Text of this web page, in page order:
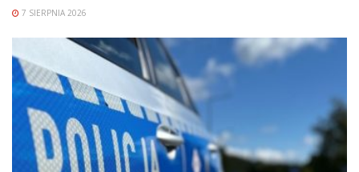
7 SIERPNIA 2026